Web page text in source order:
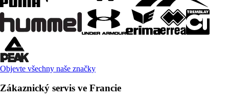
Objevte všechny naše značky
Zákaznický servis ve Francie